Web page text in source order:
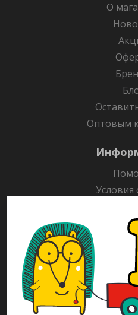
О
Оптовым
Условия